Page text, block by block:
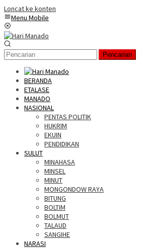
Loncat ke konten
Menu Mobile
Pencarian
BERANDA
ETALASE
MANADO
NASIONAL
PENTAS POLITIK
HUKRIM
EKUIN
PENDIDIKAN
SULUT
MINAHASA
MINSEL
MINUT
MONGONDOW RAYA
BITUNG
BOLTIM
BOLMUT
TALAUD
SANGIHE
NARASI